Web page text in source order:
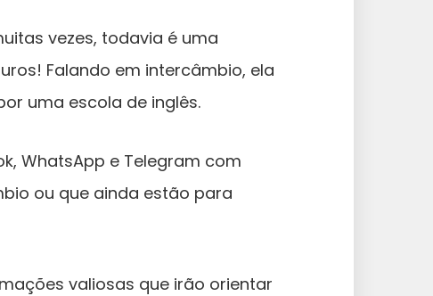
vezes, todavia é uma
Falando em intercâmbio, ela
uma escola de inglês.
WhatsApp e Telegram com
ou que ainda estão para
valiosas que irão orientar